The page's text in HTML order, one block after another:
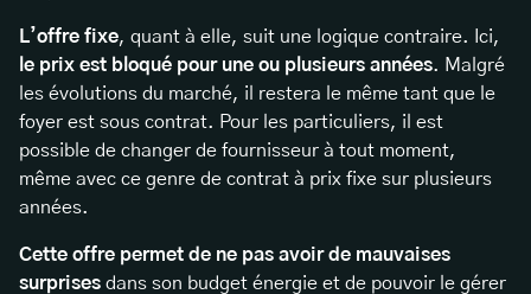
L’offre fixe, quant à elle, suit une logique contraire. Ici,
le prix est bloqué pour une ou plusieurs années. Malgré
les évolutions du marché, il restera le même tant que le
foyer est sous contrat. Pour les particuliers, il est
possible de changer de fournisseur à tout moment,
même avec ce genre de contrat à prix fixe sur plusieurs
années.
Cette offre permet de ne pas avoir de mauvaises
surprises dans son budget énergie et de pouvoir le gérer